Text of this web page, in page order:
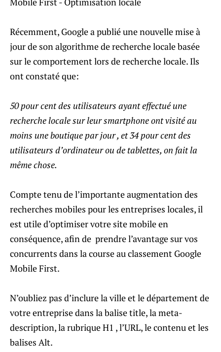
Récemment, Google a publié une nouvelle mise à
jour de son algorithme de recherche locale basée
sur le comportement lors de recherche locale. Ils
ont constaté que:
50 pour cent des utilisateurs ayant effectué une
recherche locale sur leur smartphone ont visité au
moins une boutique par jour , et 34 pour cent des
utilisateurs d’ordinateur ou de tablettes, on fait la
même chose.
Compte tenu de l’importante augmentation des
recherches mobiles pour les entreprises locales, il
est utile d’optimiser votre site mobile en
conséquence, afin de prendre l’avantage sur vos
concurrents dans la course au classement Google
Mobile First.
N’oubliez pas d’inclure la ville et le département de
votre entreprise dans la balise title, la meta-
description, la rubrique H1 , l’URL, le contenu et les
balises Alt.